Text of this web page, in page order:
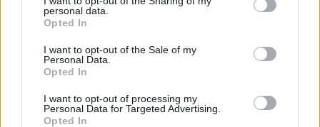
personal data.
Opted In
I want to opt-out of the Sale of my
Personal Data.
Opted In
I want to opt-out of processing my
Personal Data for Targeted Advertising.
Opted In